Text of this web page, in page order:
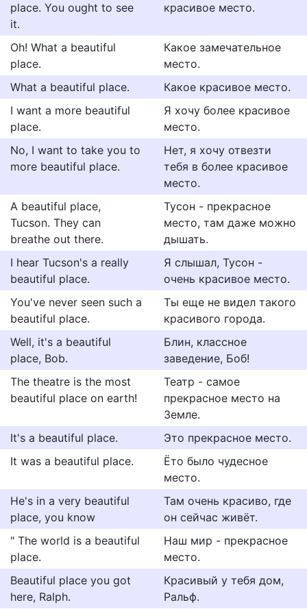
place. You ought to see
it.
красивое место.
Oh! What a beautiful
place.
Какое замечательное
место.
What a beautiful place.
Какое красивое место.
I want a more beautiful
place.
Я хочу более красивое
место.
No, I want to take you to
more beautiful place.
Нет, я хочу отвезти
тебя в более красивое
место.
A beautiful place,
Tucson. They can
breathe out there.
Тусон - прекрасное
место, там даже можно
дышать.
I hear Tucson's a really
beautiful place.
Я слышал, Тусон -
очень красивое место.
You've never seen such a
beautiful place.
Ты еще не видел такого
красивого города.
Well, it's a beautiful
place, Bob.
Блин, классное
заведение, Боб!
The theatre is the most
beautiful place on earth!
Театр - самое
прекрасное место на
Земле.
It's a beautiful place.
Это прекрасное место.
It was a beautiful place.
Ёто было чудесное
место.
He's in a very beautiful
place, you know
Там очень красиво, где
он сейчас живёт.
" The world is a beautiful
place.
Наш мир - прекрасное
место.
Beautiful place you got
here, Ralph.
Красивый у тебя дом,
Ральф.